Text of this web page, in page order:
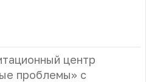
центр
проблемы» с